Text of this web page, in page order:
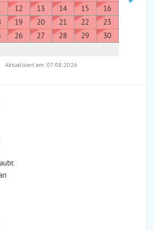
12 13 14 15
16
19 20 21 22
23
26 27 28 29
30
Aktualisiert am: 07.08.2026